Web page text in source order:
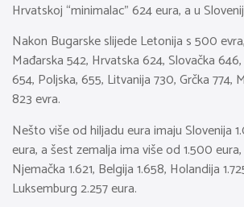
Hrvatskoj “minimalac” 624 eura, a u
Nakon Bugarske slijede Letonija s 500
Mađarska 542, Hrvatska 624, Slovačka
654, Poljska, 655, Litvanija 730, Grčka 774,
823 evra.
Nešto više od hiljadu eura imaju Slovenija
eura, a šest zemalja ima više od 1.500
Njemačka 1.621, Belgija 1.658, Holandija
Luksemburg 2.257 eura.